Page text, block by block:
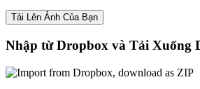
Tải Lên Ảnh Của Bạn
Nhập từ Dropbox và Tải Xuống